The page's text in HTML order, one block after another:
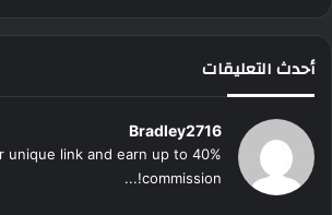
أحدث التعليقات
Bradley2716
unique link and earn up to 40%
commission!...